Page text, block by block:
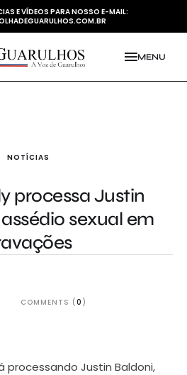
E VÍDEOS PARA NOSSO E-MAIL:
MENU
NOTÍCIAS
processa Justin
sexual em
COMMENTS (0 )
processando Justin Baldoni,